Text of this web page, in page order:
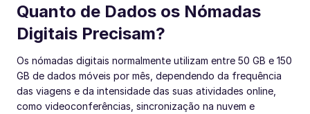
Quanto de Dados os Nómadas
Digitais Precisam?
Os nómadas digitais normalmente utilizam entre 50 GB e 150
GB de dados móveis por mês, dependendo da frequência
das viagens e da intensidade das suas atividades online,
como videoconferências, sincronização na nuvem e